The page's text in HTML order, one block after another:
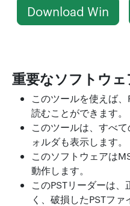
Download Win
重要なソフトウ
このツールを使えば
読むことができます。
このツールは、すべ
ォルダも表示します。
このソフトウェアは
動作します。
このPSTリーダーは
く、破損したPSTフ